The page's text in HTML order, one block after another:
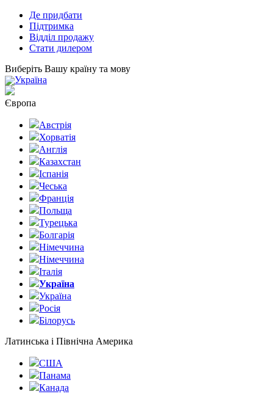
Де придбати
Підтримка
Відділ продажу
Стати дилером
Виберіть Вашу країну та мову
Україна
Європа
Австрія
Хорватія
Англія
Казахстан
Іспанія
Чеська
Франція
Польща
Турецька
Болгарія
Німеччина
Німеччина
Італія
Україна
Україна
Росія
Білорусь
Латинська і Північна Америка
США
Панама
Канада